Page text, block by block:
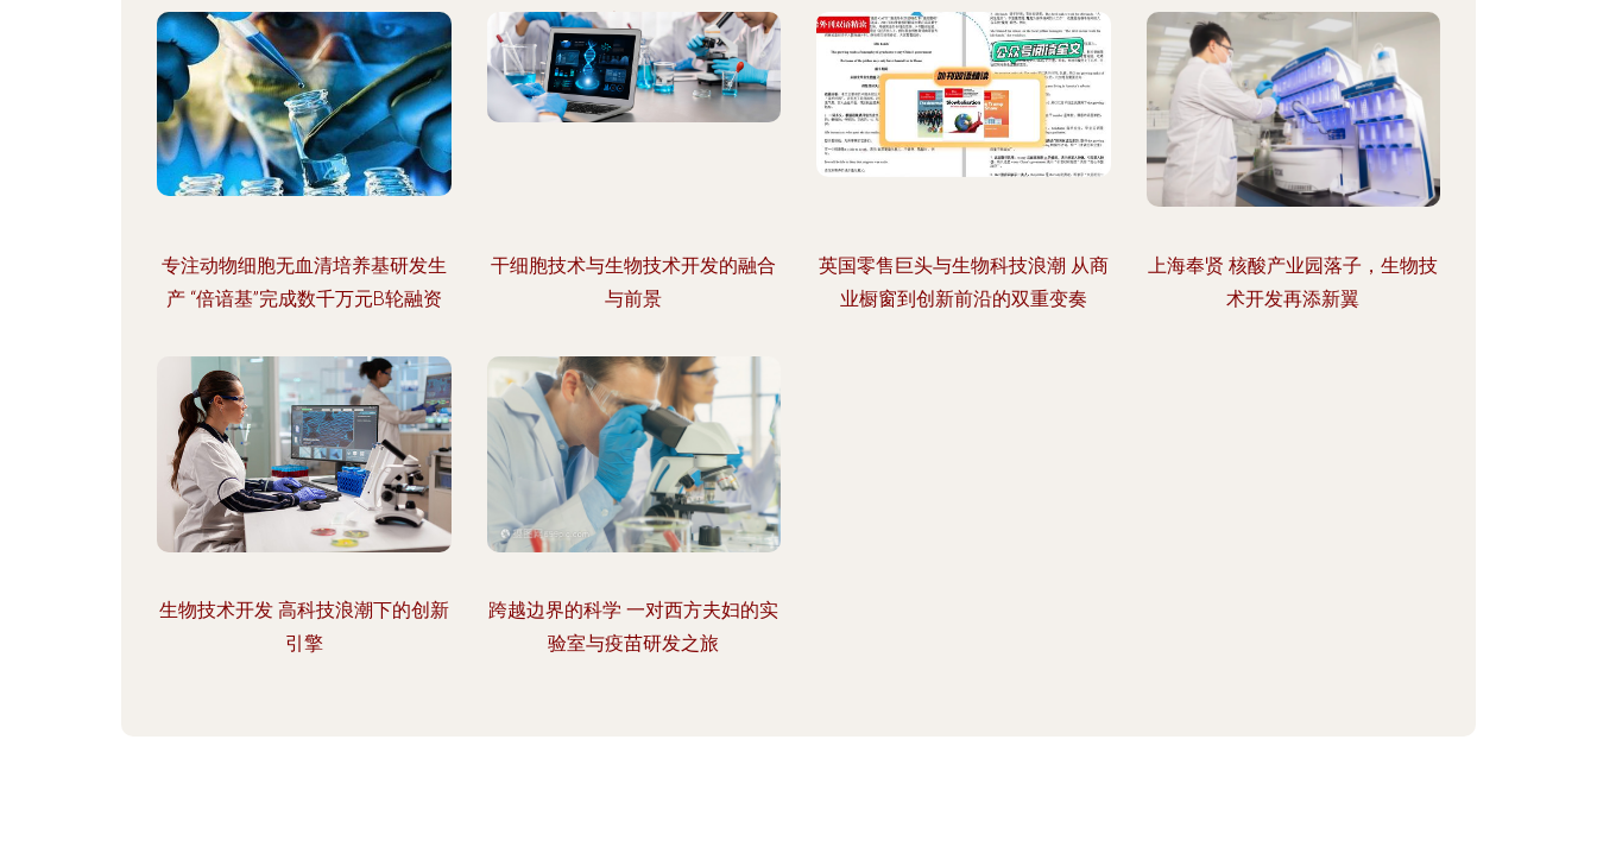
术前景
专注动物细胞无血清培养基研发生
产 “倍谙基”完成数千万元B轮融资
干细胞技术与生物技术开发的融合
与前景
英国零售巨头与生物科技浪潮 从商
业橱窗到创新前沿的双重变奏
上海奉贤 核酸产业园落子，生物技
术开发再添新翼
生物技术开发 高科技浪潮下的创新
引擎
跨越边界的科学 一对西方夫妇的实
验室与疫苗研发之旅